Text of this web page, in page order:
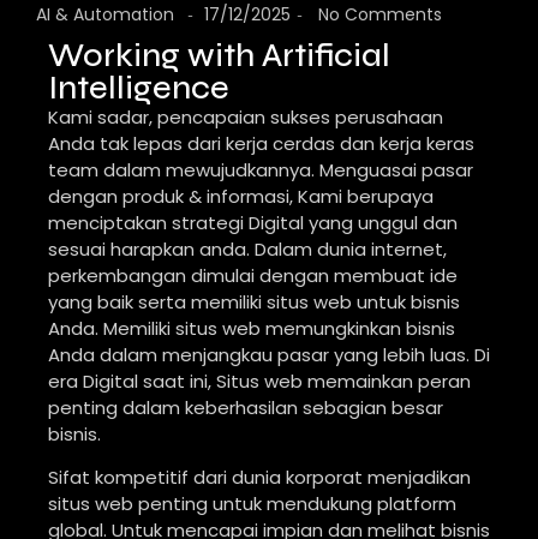
AI & Automation - 17/12/2025 - No Comments
Working with Artificial
Intelligence
Kami sadar, pencapaian sukses perusahaan
Anda tak lepas dari kerja cerdas dan kerja keras
team dalam mewujudkannya. Menguasai pasar
dengan produk & informasi, Kami berupaya
menciptakan strategi Digital yang unggul dan
sesuai harapkan anda. Dalam dunia internet,
perkembangan dimulai dengan membuat ide
yang baik serta memiliki situs web untuk bisnis
Anda. Memiliki situs web memungkinkan bisnis
Anda dalam menjangkau pasar yang lebih luas. Di
era Digital saat ini, Situs web memainkan peran
penting dalam keberhasilan sebagian besar
bisnis.
Sifat kompetitif dari dunia korporat menjadikan
situs web penting untuk mendukung platform
global. Untuk mencapai impian dan melihat bisnis